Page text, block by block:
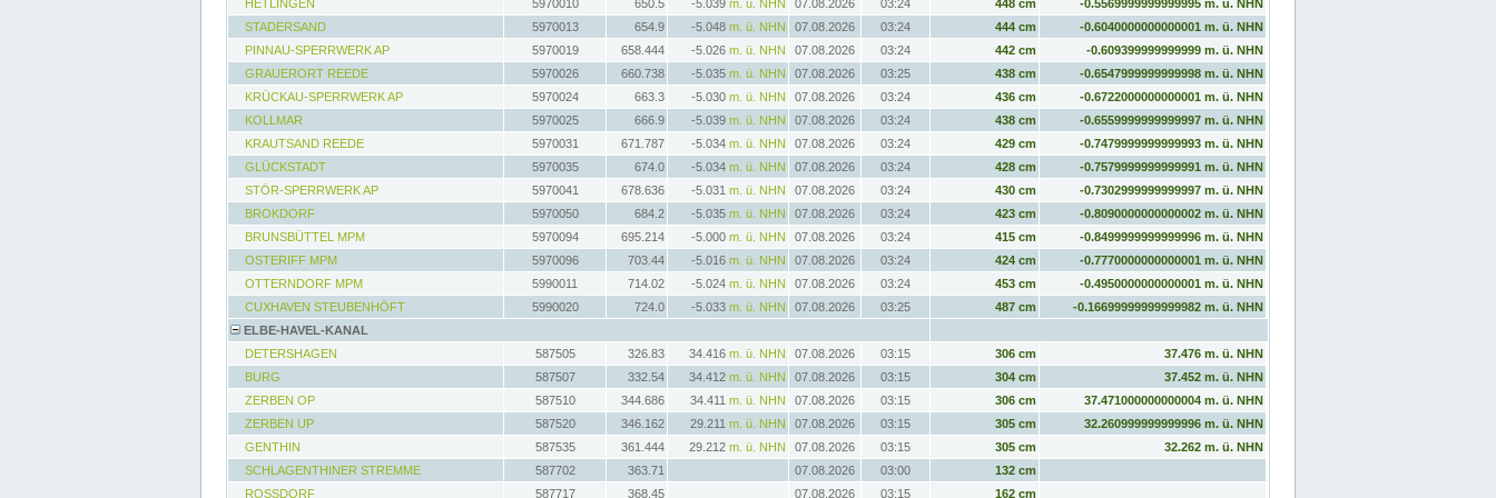
HETLINGEN 5970010 650.5 -5.039 m. ü. NHN 07.08.2026 03:24 448 cm
-0.5569999999999995 m. ü. NHN
STADERSAND
5970013 654.9 -5.048 m. ü. NHN 07.08.2026 03:24 444 cm
-0.6040000000000001 m. ü. NHN
PINNAU-SPERRWERK AP
5970019 658.444 -5.026 m. ü. NHN 07.08.2026 03:24 442 cm
-0.609399999999999 m. ü. NHN
GRAUERORT REEDE
5970026 660.738 -5.035 m. ü. NHN 07.08.2026 03:25 438 cm
-0.6547999999999998 m. ü. NHN
KRÜCKAU-SPERRWERK AP
5970024 663.3 -5.030 m. ü. NHN 07.08.2026 03:24 436 cm
-0.6722000000000001 m. ü. NHN
KOLLMAR
5970025 666.9 -5.039 m. ü. NHN 07.08.2026 03:24 438 cm
-0.6559999999999997 m. ü. NHN
KRAUTSAND REEDE
5970031 671.787 -5.034 m. ü. NHN 07.08.2026 03:24 429 cm
-0.7479999999999993 m. ü. NHN
GLÜCKSTADT
5970035 674.0 -5.034 m. ü. NHN 07.08.2026 03:24 428 cm
-0.7579999999999991 m. ü. NHN
STÖR-SPERRWERK AP
5970041 678.636 -5.031 m. ü. NHN 07.08.2026 03:24 430 cm
-0.7302999999999997 m. ü. NHN
BROKDORF
5970050 684.2 -5.035 m. ü. NHN 07.08.2026 03:24 423 cm
-0.8090000000000002 m. ü. NHN
BRUNSBÜTTEL MPM
5970094 695.214 -5.000 m. ü. NHN 07.08.2026 03:24 415 cm
-0.8499999999999996 m. ü. NHN
OSTERIFF MPM
5970096 703.44 -5.016 m. ü. NHN 07.08.2026 03:24 424 cm
-0.7770000000000001 m. ü. NHN
OTTERNDORF MPM
5990011 714.02 -5.024 m. ü. NHN 07.08.2026 03:24 453 cm
-0.4950000000000001 m. ü. NHN
CUXHAVEN STEUBENHÖFT
5990020 724.0 -5.033 m. ü. NHN 07.08.2026 03:25 487 cm
-0.16699999999999982 m. ü. NHN
ELBE-HAVEL-KANAL
DETERSHAGEN
587505 326.83 34.416 m. ü. NHN 07.08.2026 03:15 306 cm
37.476 m. ü. NHN
BURG
587507 332.54 34.412 m. ü. NHN 07.08.2026 03:15 304 cm
37.452 m. ü. NHN
ZERBEN OP
587510 344.686 34.411 m. ü. NHN 07.08.2026 03:15 306 cm
37.471000000000004 m. ü. NHN
ZERBEN UP
587520 346.162 29.211 m. ü. NHN 07.08.2026 03:15 305 cm
32.260999999999996 m. ü. NHN
GENTHIN
587535 361.444 29.212 m. ü. NHN 07.08.2026 03:15 305 cm
32.262 m. ü. NHN
SCHLAGENTHINER STREMME
587702 363.71 07.08.2026 03:00
132 cm
ROSSDORF
587717 368.45 07.08.2026 03:15 162 cm